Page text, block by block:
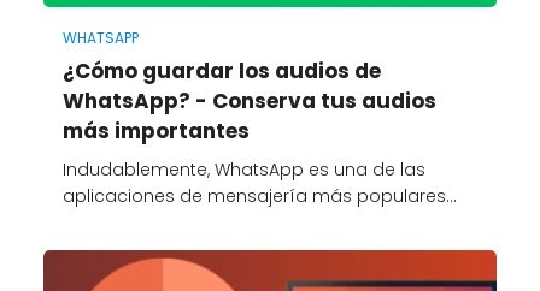
WHATSAPP
¿Cómo guardar los audios de
WhatsApp? - Conserva tus audios
más importantes
Indudablemente, WhatsApp es una de las
aplicaciones de mensajería más populares…